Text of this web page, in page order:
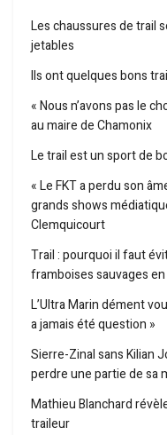
Les chaussures de trail
jetables
Ils ont quelques bons
« Nous n’avons pas le
au maire de Chamonix
Le trail est un sport de
« Le FKT a perdu son
grands shows
Clemquicourt
Trail : pourquoi il faut
framboises sauvages
L’Ultra Marin dément
a jamais été question »
Sierre-Zinal sans Kilian
perdre une partie de sa
Mathieu Blanchard
traileur